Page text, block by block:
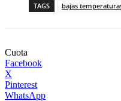
TAGS bajas
Cuota
Facebook
X
Pinterest
WhatsApp